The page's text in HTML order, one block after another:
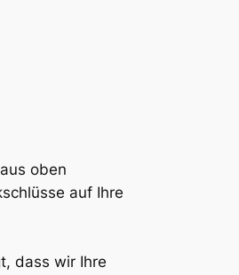
oben
auf Ihre
dass wir Ihre